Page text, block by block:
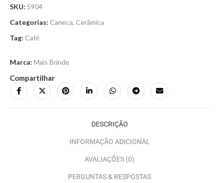
SKU: 5904
Categorias: Caneca, Cerâmica
Tag: Café
Marca: Mais Brinde
Compartilhar
DESCRIÇÃO
INFORMAÇÃO ADICIONAL
AVALIAÇÕES (0)
PERGUNTAS & RESPOSTAS